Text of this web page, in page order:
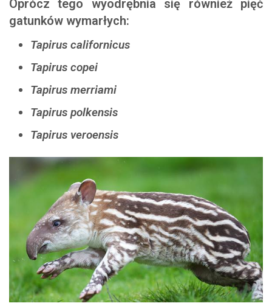
Oprócz tego wyodrębnia się również pięć
gatunków wymarłych:
Tapirus californicus
Tapirus copei
Tapirus merriami
Tapirus polkensis
Tapirus veroensis